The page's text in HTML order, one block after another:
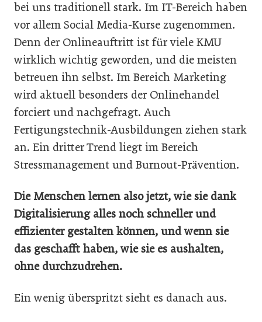
bei uns traditionell stark. Im IT-Bereich haben
vor allem Social Media-Kurse zugenommen.
Denn der Onlineauftritt ist für viele KMU
wirklich wichtig geworden, und die meisten
betreuen ihn selbst. Im Bereich Marketing
wird aktuell besonders der Onlinehandel
forciert und nachgefragt. Auch
Fertigungstechnik-Ausbildungen ziehen stark
an. Ein dritter Trend liegt im Bereich
Stressmanagement und Burnout-Prävention.
Die Menschen lernen also jetzt, wie sie dank
Digitalisierung alles noch schneller und
effizienter gestalten können, und wenn sie
das geschafft haben, wie sie es aushalten,
ohne durchzudrehen.
Ein wenig überspritzt sieht es danach aus.